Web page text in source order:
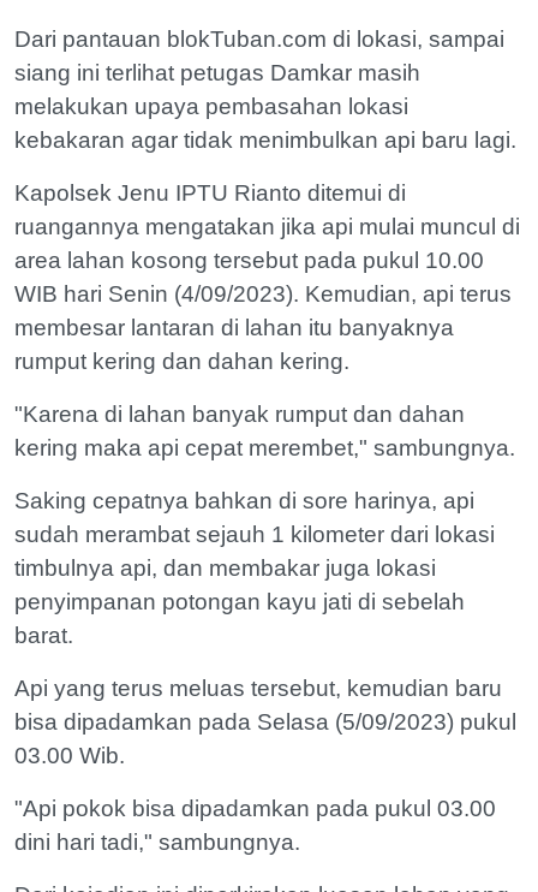
Dari pantauan blokTuban.com di lokasi, sampai
siang ini terlihat petugas Damkar masih
melakukan upaya pembasahan lokasi
kebakaran agar tidak menimbulkan api baru lagi.
Kapolsek Jenu IPTU Rianto ditemui di
ruangannya mengatakan jika api mulai muncul di
area lahan kosong tersebut pada pukul 10.00
WIB hari Senin (4/09/2023). Kemudian, api terus
membesar lantaran di lahan itu banyaknya
rumput kering dan dahan kering.
"Karena di lahan banyak rumput dan dahan
kering maka api cepat merembet," sambungnya.
Saking cepatnya bahkan di sore harinya, api
sudah merambat sejauh 1 kilometer dari lokasi
timbulnya api, dan membakar juga lokasi
penyimpanan potongan kayu jati di sebelah
barat.
Api yang terus meluas tersebut, kemudian baru
bisa dipadamkan pada Selasa (5/09/2023) pukul
03.00 Wib.
"Api pokok bisa dipadamkan pada pukul 03.00
dini hari tadi," sambungnya.